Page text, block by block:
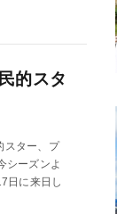
的スタ
スター、プ
シーズンよ
日に来日し